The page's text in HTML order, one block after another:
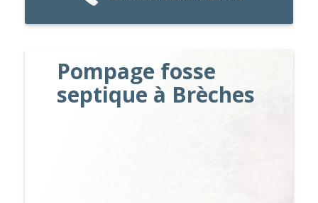
Pompage fosse
septique à Brèches